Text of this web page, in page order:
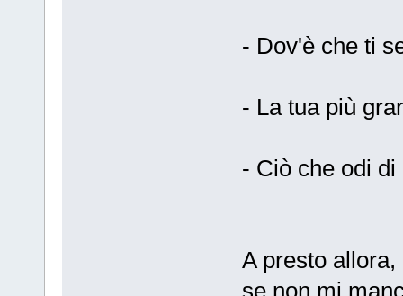
- Dov'è che ti
- La tua più
- Ciò che odi
A presto